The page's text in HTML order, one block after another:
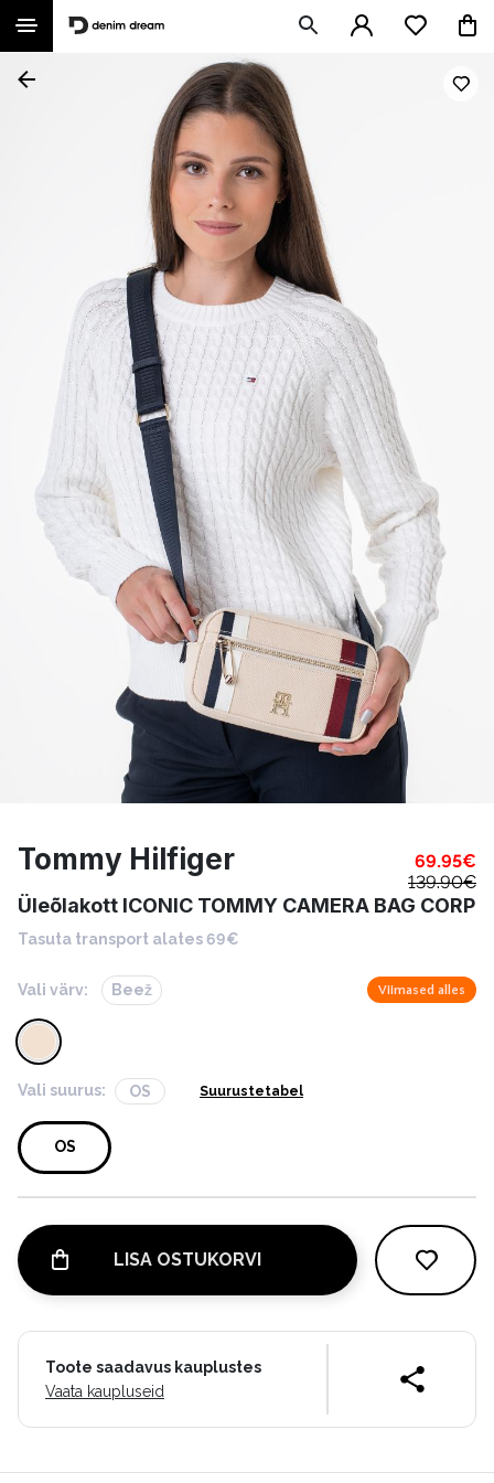
Tommy Hilfiger 69.95€
139.90€
Üleõlakott ICONIC TOMMY CAMERA BAG CORP
Tasuta transport alates 69€
Vali värv: Beež Viimased alles
Vali suurus: OS Suurustetabel
OS
LISA OSTUKORVI
Toote saadavus kauplustes
Vaata kaupluseid